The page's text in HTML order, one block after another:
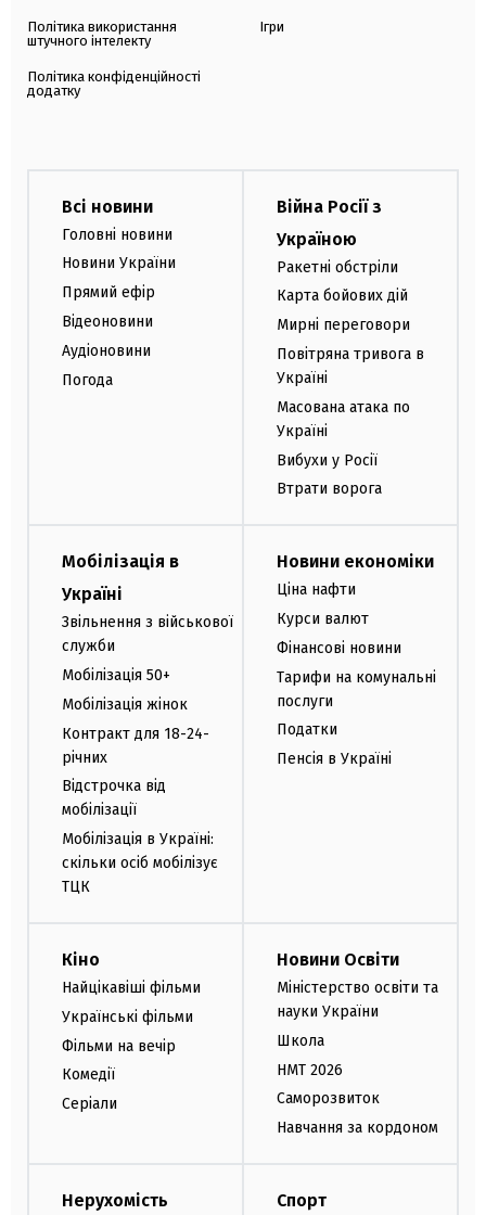
Політика використання
штучного інтелекту
Політика конфіденційності
додатку
Ігри
Всі новини
Головні новини
Новини України
Прямий ефір
Відеоновини
Аудіоновини
Погода
Війна Росії з
Україною
Ракетні обстріли
Карта бойових дій
Мирні переговори
Повітряна тривога в
Україні
Масована атака по
Україні
Вибухи у Росії
Втрати ворога
Мобілізація в
Україні
Звільнення з військової
служби
Мобілізація 50+
Мобілізація жінок
Контракт для 18-24-
річних
Відстрочка від
мобілізації
Мобілізація в Україні:
скільки осіб мобілізує
ТЦК
Новини економіки
Ціна нафти
Курси валют
Фінансові новини
Тарифи на комунальні
послуги
Податки
Пенсія в Україні
Кіно
Найцікавіші фільми
Українські фільми
Фільми на вечір
Комедії
Серіали
Новини Освіти
Міністерство освіти та
науки України
Школа
НМТ 2026
Саморозвиток
Навчання за кордоном
Нерухомість Спорт